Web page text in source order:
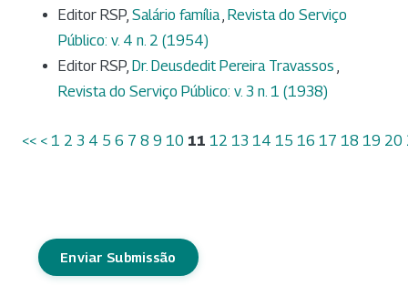
Editor RSP, Salário família, Revista do Serviço
Público: v. 4 n. 2 (1954)
Editor RSP, Dr. Deusdedit Pereira Travassos ,
Revista do Serviço Público: v. 3 n. 1 (1938)
<< < 1 2 3 4 5 6 7 8 9 10 11 12 13 14 15 16 17 18 19 20
Enviar Submissão